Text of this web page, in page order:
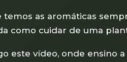
as aromáticas
como cuidar de uma
este vídeo, onde ensino